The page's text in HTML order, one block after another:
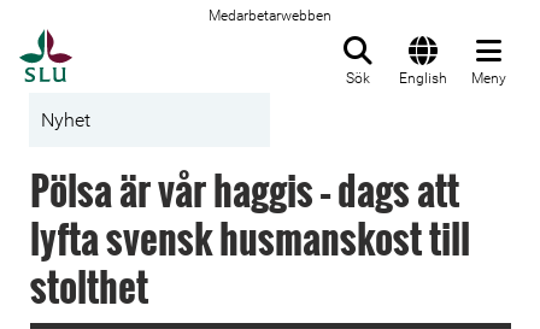
Medarbetarwebben
Sök English Meny
Nyhet
Pölsa är vår haggis – dags att
lyfta svensk husmanskost till
stolthet